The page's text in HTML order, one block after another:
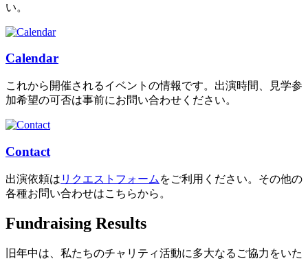
い。
Calendar
これから開催されるイベントの情報です。出演時間、見学参
加希望の可否は事前にお問い合わせください。
Contact
出演依頼は リクエストフォーム をご利用ください。その他の
各種お問い合わせはこちらから。
Fundraising Results
旧年中は、私たちのチャリティ活動に多大なるご協力をいた